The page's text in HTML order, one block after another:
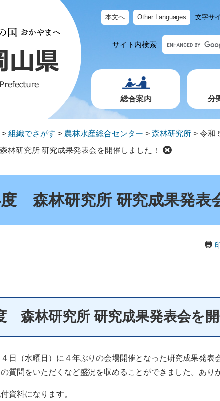
本文へ Other Languages 文字サ
サイト内検索
キ
ー
ワ
ド
総合案内 分
> 組織でさがす > 農林水産総合センター > 森林研究所 > 令和
林研究所 研究成果発表会を開催しました！
森林研究所 研究成果発表
森林研究所 研究成果発表会を開
日（水曜日）に４年ぶりの会場開催となった研究成果発表
質問をいただくなど盛況を収めることができました。あり
資料になります。